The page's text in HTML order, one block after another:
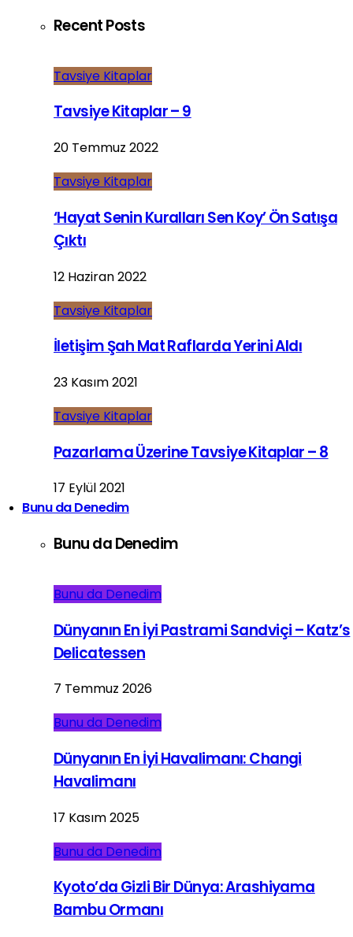
Recent Posts
Tavsiye Kitaplar
Tavsiye Kitaplar – 9
20 Temmuz 2022
Tavsiye Kitaplar
‘Hayat Senin Kuralları Sen Koy’ Ön Satışa
Çıktı
12 Haziran 2022
Tavsiye Kitaplar
İletişim Şah Mat Raflarda Yerini Aldı
23 Kasım 2021
Tavsiye Kitaplar
Pazarlama Üzerine Tavsiye Kitaplar – 8
17 Eylül 2021
Bunu da Denedim
Bunu da Denedim
Bunu da Denedim
Dünyanın En İyi Pastrami Sandviçi – Katz’s
Delicatessen
7 Temmuz 2026
Bunu da Denedim
Dünyanın En İyi Havalimanı: Changi
Havalimanı
17 Kasım 2025
Bunu da Denedim
Kyoto’da Gizli Bir Dünya: Arashiyama
Bambu Ormanı